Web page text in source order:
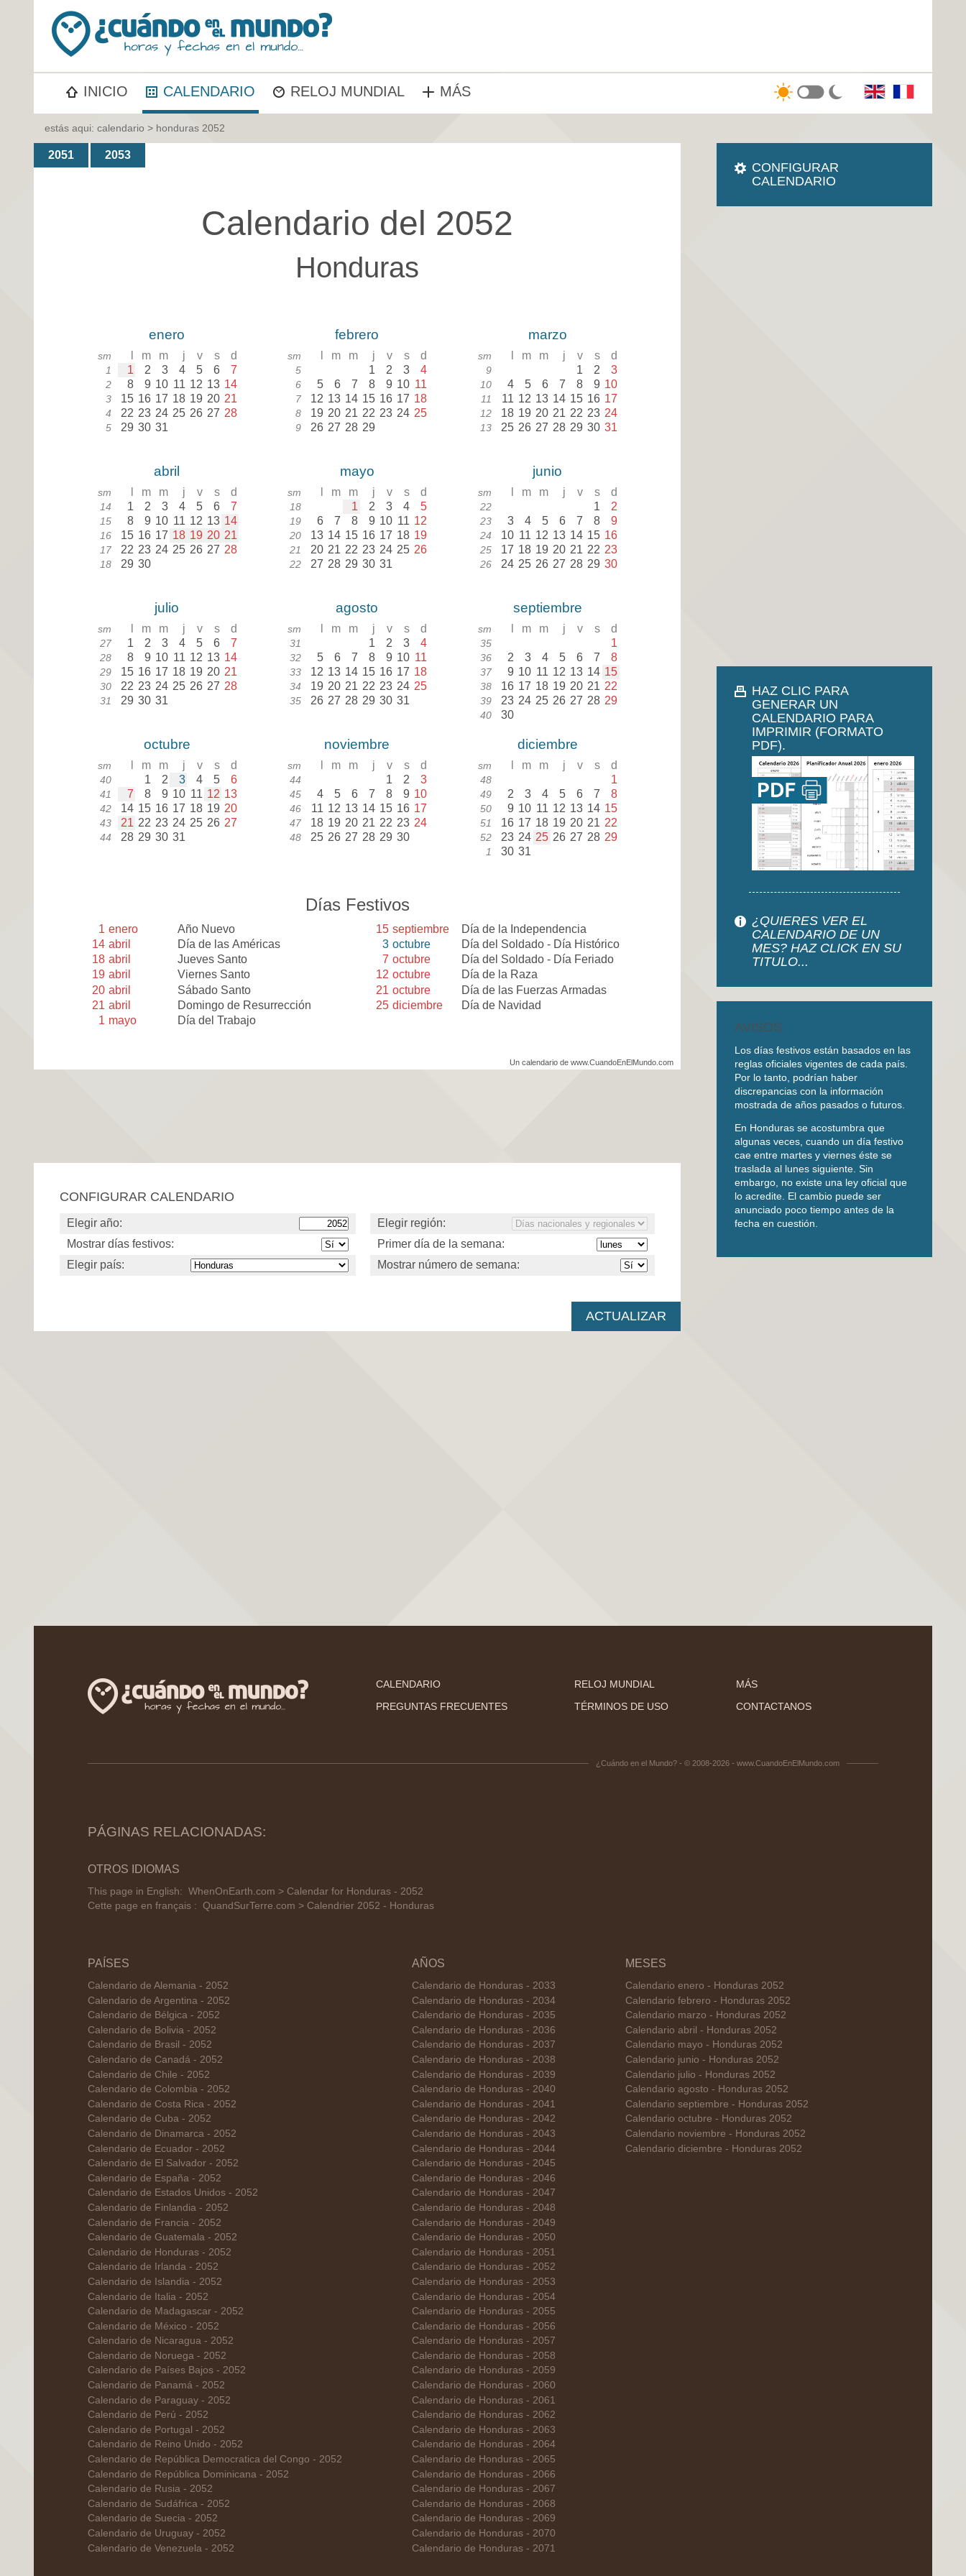
INICIO CALENDARIO RELOJ MUNDIAL MÁS
estás aqui: calendario > honduras 2052
2051 2053
Calendario del 2052
Honduras
enero
sm m m j v s d
1 1 2 3 4 5 6 7
2 8 9 10 11 12 13 14
3 15 16 17 18 19 20 21
4 22 23 24 25 26 27 28
5 29 30 31
febrero
sm m m j v s d
5 1 2 3 4
6 5 6 7 8 9 10 11
7 12 13 14 15 16 17 18
8 19 20 21 22 23 24 25
9 26 27 28 29
marzo
sm m m j v s d
9 1 2 3
10 4 5 6 7 8 9 10
11 11 12 13 14 15 16 17
12 18 19 20 21 22 23 24
13 25 26 27 28 29 30 31
abril
sm m m j v s d
14 1 2 3 4 5 6 7
15 8 9 10 11 12 13 14
16 15 16 17 18 19 20 21
17 22 23 24 25 26 27 28
18 29 30
mayo
sm m m j v s d
18 1 2 3 4 5
19 6 7 8 9 10 11 12
20 13 14 15 16 17 18 19
21 20 21 22 23 24 25 26
22 27 28 29 30 31
junio
sm m m j v s d
22 1 2
23 3 4 5 6 7 8 9
24 10 11 12 13 14 15 16
25 17 18 19 20 21 22 23
26 24 25 26 27 28 29 30
julio
sm m m j v s d
27 1 2 3 4 5 6 7
28 8 9 10 11 12 13 14
29 15 16 17 18 19 20 21
30 22 23 24 25 26 27 28
31 29 30 31
agosto
sm m m j v s d
31 1 2 3 4
32 5 6 7 8 9 10 11
33 12 13 14 15 16 17 18
34 19 20 21 22 23 24 25
35 26 27 28 29 30 31
septiembre
sm m m j v s d
35 1
36 2 3 4 5 6 7 8
37 9 10 11 12 13 14 15
38 16 17 18 19 20 21 22
39 23 24 25 26 27 28 29
40 30
octubre
sm m m j v s d
40 1 2 3 4 5 6
41 7 8 9 10 11 12 13
42 14 15 16 17 18 19 20
43 21 22 23 24 25 26 27
44 28 29 30 31
noviembre
sm m m j v s d
44 1 2 3
45 4 5 6 7 8 9 10
46 11 12 13 14 15 16 17
47 18 19 20 21 22 23 24
48 25 26 27 28 29 30
diciembre
sm m m j v s d
48 1
49 2 3 4 5 6 7 8
50 9 10 11 12 13 14 15
51 16 17 18 19 20 21 22
52 23 24 25 26 27 28 29
1 30 31
Días Festivos
1 enero
Año Nuevo
14 abril
Día de las Américas
18 abril
Jueves Santo
19 abril
Viernes Santo
20 abril
Sábado Santo
21 abril
Domingo de Resurrección
1 mayo Día del Trabajo
15 septiembre
Día de la Independencia
3 octubre
Día del Soldado - Día Histórico
7 octubre
Día del Soldado - Día Feriado
12 octubre
Día de la Raza
21 octubre
Día de las Fuerzas Armadas
25 diciembre Día de Navidad
Un calendario de www.CuandoEnElMundo.com
CONFIGURAR CALENDARIO
Elegir año:
Mostrar días festivos:
Elegir país:
Elegir región:
Primer día de la semana:
Mostrar número de semana:
CONFIGURAR
CALENDARIO
HAZ CLIC PARA
GENERAR UN
CALENDARIO PARA
IMPRIMIR (FORMATO
PDF).
¿QUIERES VER EL
CALENDARIO DE UN
MES? HAZ CLICK EN SU
TITULO...
AVISOS
Los días festivos están basados en las
reglas oficiales vigentes de cada país.
Por lo tanto, podrían haber
discrepancias con la información
mostrada de años pasados o futuros.
En Honduras se acostumbra que
algunas veces, cuando un día festivo
cae entre martes y viernes éste se
traslada al lunes siguiente. Sin
embargo, no existe una ley oficial que
lo acredite. El cambio puede ser
anunciado poco tiempo antes de la
fecha en cuestión.
CALENDARIO RELOJ MUNDIAL
MÁS
PREGUNTAS FRECUENTES
TÉRMINOS DE USO CONTACTANOS
¿Cuándo en el Mundo? - © 2008-2026 - www.CuandoEnElMundo.com
PÁGINAS RELACIONADAS:
OTROS IDIOMAS
This page in English: WhenOnEarth.com > Calendar for Honduras - 2052
Cette page en français : QuandSurTerre.com > Calendrier 2052 - Honduras
PAÍSES
Calendario de Alemania - 2052
Calendario de Argentina - 2052
Calendario de Bélgica - 2052
Calendario de Bolivia - 2052
Calendario de Brasil - 2052
Calendario de Canadá - 2052
Calendario de Chile - 2052
Calendario de Colombia - 2052
Calendario de Costa Rica - 2052
Calendario de Cuba - 2052
Calendario de Dinamarca - 2052
Calendario de Ecuador - 2052
Calendario de El Salvador - 2052
Calendario de España - 2052
Calendario de Estados Unidos - 2052
Calendario de Finlandia - 2052
Calendario de Francia - 2052
Calendario de Guatemala - 2052
Calendario de Honduras - 2052
Calendario de Irlanda - 2052
Calendario de Islandia - 2052
Calendario de Italia - 2052
Calendario de Madagascar - 2052
Calendario de México - 2052
Calendario de Nicaragua - 2052
Calendario de Noruega - 2052
Calendario de Países Bajos - 2052
Calendario de Panamá - 2052
Calendario de Paraguay - 2052
Calendario de Perú - 2052
Calendario de Portugal - 2052
Calendario de Reino Unido - 2052
Calendario de República Democratica del Congo - 2052
Calendario de República Dominicana - 2052
Calendario de Rusia - 2052
Calendario de Sudáfrica - 2052
Calendario de Suecia - 2052
Calendario de Uruguay - 2052
Calendario de Venezuela - 2052
AÑOS
Calendario de Honduras - 2033
Calendario de Honduras - 2034
Calendario de Honduras - 2035
Calendario de Honduras - 2036
Calendario de Honduras - 2037
Calendario de Honduras - 2038
Calendario de Honduras - 2039
Calendario de Honduras - 2040
Calendario de Honduras - 2041
Calendario de Honduras - 2042
Calendario de Honduras - 2043
Calendario de Honduras - 2044
Calendario de Honduras - 2045
Calendario de Honduras - 2046
Calendario de Honduras - 2047
Calendario de Honduras - 2048
Calendario de Honduras - 2049
Calendario de Honduras - 2050
Calendario de Honduras - 2051
Calendario de Honduras - 2052
Calendario de Honduras - 2053
Calendario de Honduras - 2054
Calendario de Honduras - 2055
Calendario de Honduras - 2056
Calendario de Honduras - 2057
Calendario de Honduras - 2058
Calendario de Honduras - 2059
Calendario de Honduras - 2060
Calendario de Honduras - 2061
Calendario de Honduras - 2062
Calendario de Honduras - 2063
Calendario de Honduras - 2064
Calendario de Honduras - 2065
Calendario de Honduras - 2066
Calendario de Honduras - 2067
Calendario de Honduras - 2068
Calendario de Honduras - 2069
Calendario de Honduras - 2070
Calendario de Honduras - 2071
MESES
Calendario enero - Honduras 2052
Calendario febrero - Honduras 2052
Calendario marzo - Honduras 2052
Calendario abril - Honduras 2052
Calendario mayo - Honduras 2052
Calendario junio - Honduras 2052
Calendario julio - Honduras 2052
Calendario agosto - Honduras 2052
Calendario septiembre - Honduras 2052
Calendario octubre - Honduras 2052
Calendario noviembre - Honduras 2052
Calendario diciembre - Honduras 2052